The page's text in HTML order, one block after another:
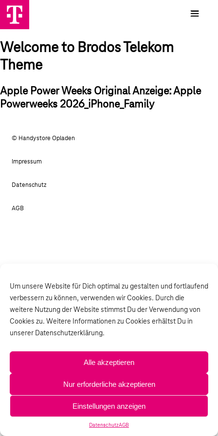
Um unsere Website für Dich optimal zu gestalten und fortlaufend
verbessern zu können, verwenden wir Cookies. Durch die
weitere Nutzung der Website stimmst Du der Verwendung von
Cookies zu. Weitere Informationen zu Cookies erhältst Du in
unserer Datenschutzerklärung.
Alle akzeptieren
Nur erforderliche akzeptieren
Einstellungen anzeigen
DatenschutzAGB
Welcome to Brodos Telekom
Theme
Apple Power Weeks Original Anzeige: Apple
Powerweeks 2026_iPhone_Family
© Handystore Opladen
Impressum
Datenschutz
AGB